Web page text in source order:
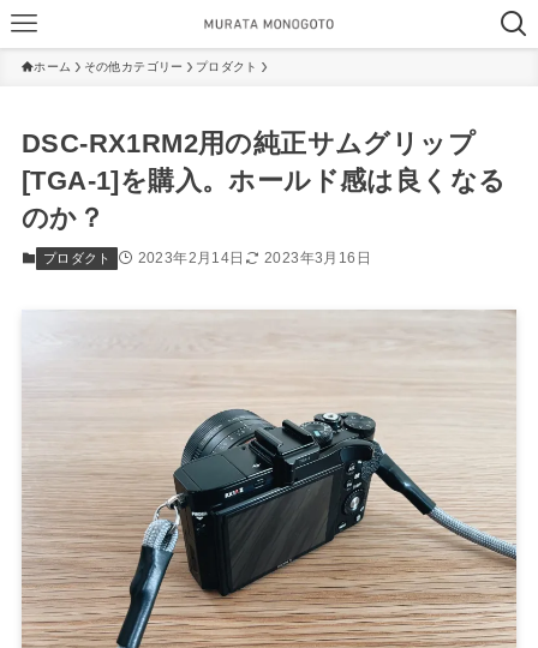
ホーム その他カテゴリー プロダクト
DSC-RX1RM2用の純正サムグリップ
[TGA-1]を購入。ホールド感は良くなる
のか？
プロダクト 2023年2月14日 2023年3月16日